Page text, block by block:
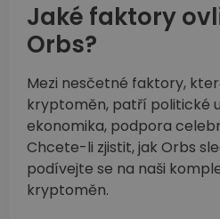
Jaké faktory
Orbs?
Mezi nesčetné faktory,
kryptoměn, patří politické
ekonomika, podpora
Chcete-li zjistit, jak Orbs
podívejte se na naši
kryptoměn.